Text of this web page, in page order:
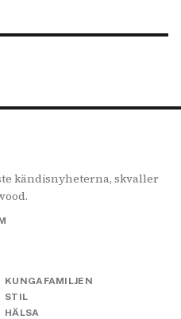
kändisnyheterna, skvaller
KUNGAFAMILJEN
STIL
HÄLSA